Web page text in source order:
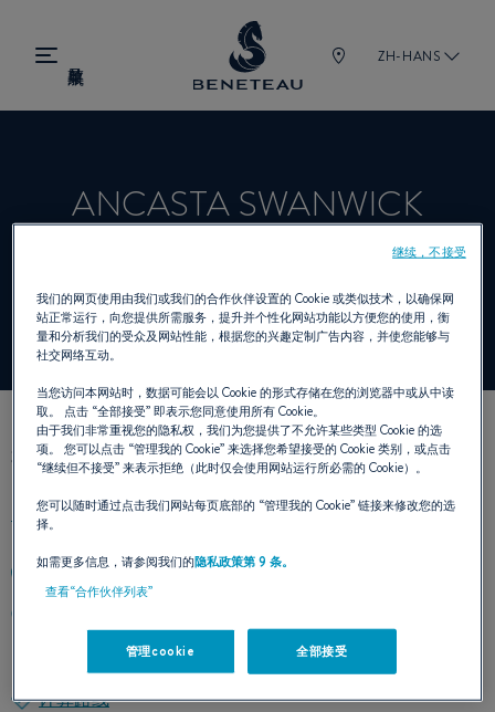
ZH-HANS
ANCASTA SWANWICK
经销商 帆船, 舷内机, 锋仕 为 BENETEAU
我们的联络方式
SO31 1ZL SWANWICK- SOUTHAMPTON
计算路线
我们的网页使用由我们或我们的合作伙伴设置的 Cookie 或类似技术，以确保网
站正常运行，向您提供所需服务，提升并个性化网站功能以方便您的使用，衡
量和分析我们的受众及网站性能，根据您的兴趣定制广告内容，并使您能够与
社交网络互动。
当您访问本网站时，数据可能会以 Cookie 的形式存储在您的浏览器中或从中读
取。 点击 “全部接受”即表示您同意使用所有 Cookie。
由于我们非常重视您的隐私权，我们为您提供了不允许某些类型 Cookie 的选
项。 您可以点击 “管理我的 Cookie”来选择您希望接受的 Cookie 类别，或点击
“继续但不接受”来表示拒绝（此时仅会使用网站运行所必需的 Cookie）。
您可以随时通过点击我们网站每页底部的 “管理我的 Cookie”链接来修改您的选
择。
如需更多信息，请参阅我们的隐私政策第 9 条。
查看“合作伙伴列表”
管理cookie 全部接受
继续，不接受